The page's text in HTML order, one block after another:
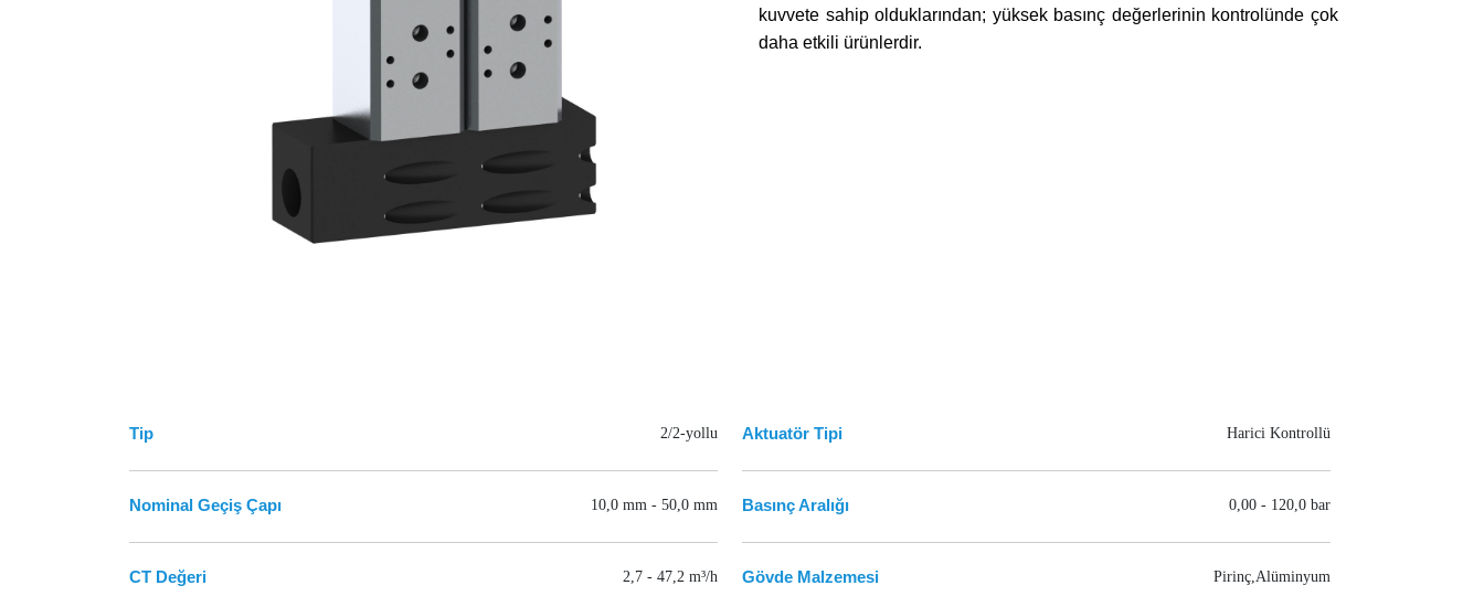
kuvvete sahip olduklarından; yüksek basınç değerlerinin kontrolünde çok
daha etkili ürünlerdir.
Tip 2/2-yollu Aktuatör Tipi Harici Kontrollü
Nominal Geçiş Çapı 10,0 mm - 50,0 mm Basınç Aralığı 0,00 - 120,0 bar
CT Değeri 2,7 - 47,2 m³/h Gövde Malzemesi Pirinç,Alüminyum